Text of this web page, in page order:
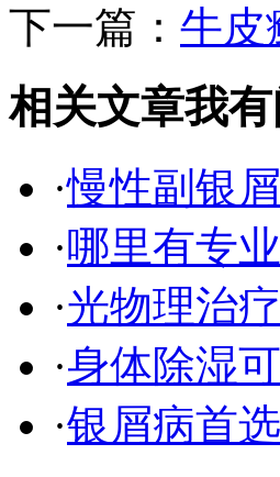
下一篇： 牛皮
相关文章我
·慢性副银
·哪里有专
·光物理治
·身体除湿
·银屑病首